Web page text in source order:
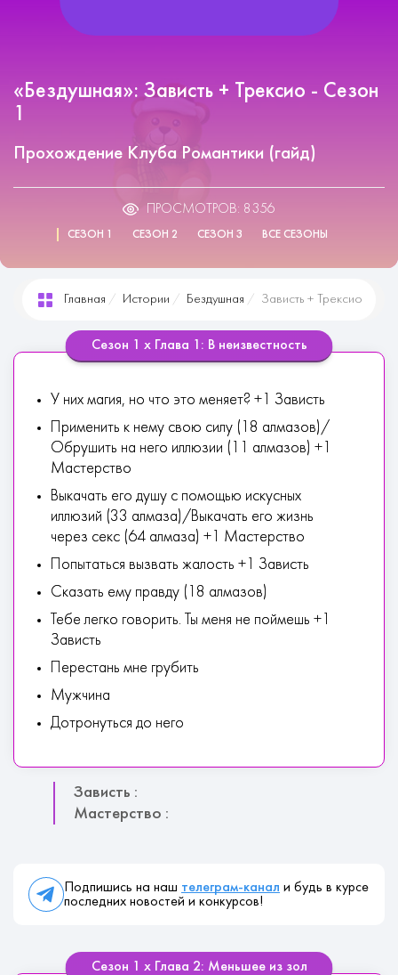
«Бездушная»: Зависть + Трексио - Сезон
Прохождение Клуба Романтики (гайд)
ПРОСМОТРОВ: 8356
СЕЗОН 1 СЕЗОН 2 СЕЗОН 3 ВСЕ СЕЗОНЫ
Главная Истории Бездушная Зависть + Трексио
Сезон 1 х Глава 1: В неизвестность
У них магия, но что это меняет? +1 Зависть
Применить к нему свою силу (18 алмазов)/
Обрушить на него иллюзии (11 алмазов) +1
Мастерство
Выкачать его душу с помощью искусных
иллюзий (33 алмаза)/Выкачать его жизнь
через секс (64 алмаза) +1 Мастерство
Попытаться вызвать жалость +1 Зависть
Сказать ему правду (18 алмазов)
Тебе легко говорить. Ты меня не поймешь +1
Зависть
Перестань мне грубить
Мужчина
Дотронуться до него
Зависть :
Мастерство :
Подпишись на наш телеграм-канал и будь в курсе
последних новостей и конкурсов!
Сезон 1 х Глава 2: Меньшее из зол